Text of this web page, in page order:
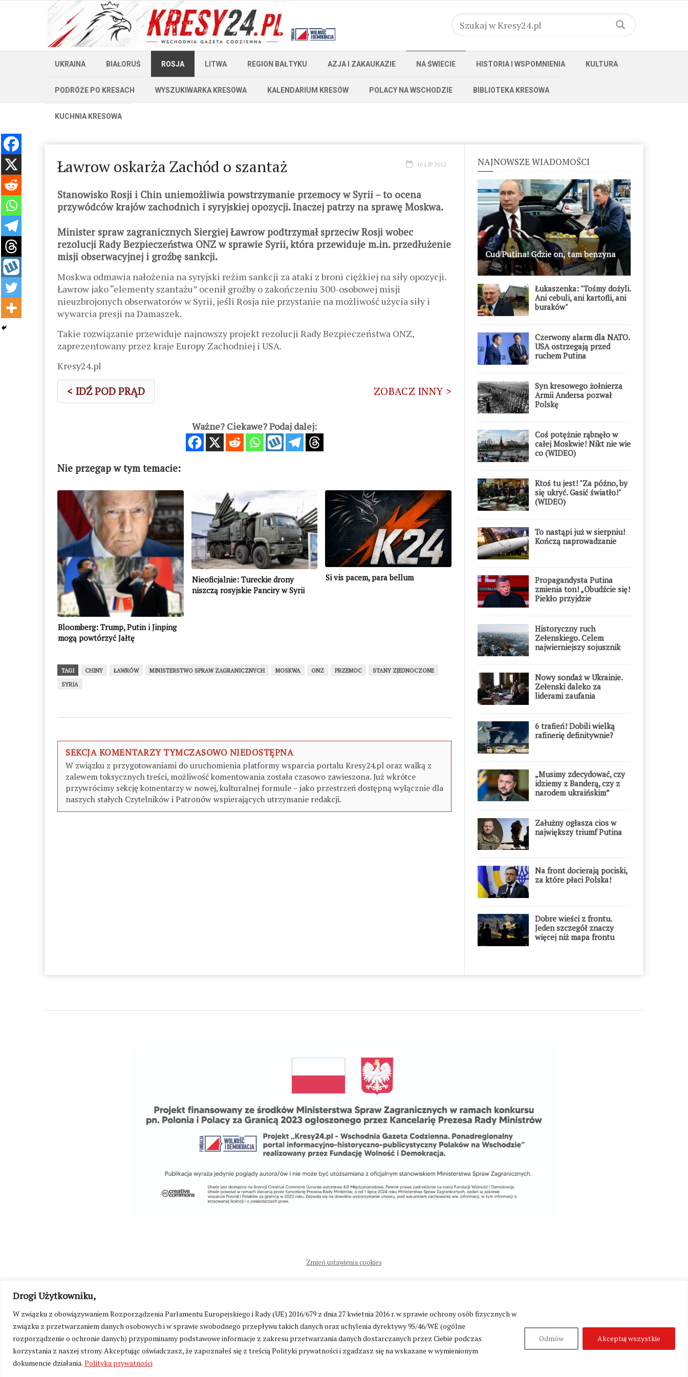
Drogi Użytkowniku,
W związku z obowiązywaniem Rozporządzenia Parlamentu Europejskiego i Rady (UE) 2016/679 z dnia 27 kwietnia 2016 r. w sprawie ochrony osób fizycznych w
związku z przetwarzaniem danych osobowych i w sprawie swobodnego przepływu takich danych oraz uchylenia dyrektywy 95/46/WE (ogólne
rozporządzenie o ochronie danych) przypominamy podstawowe informacje z zakresu przetwarzania danych dostarczanych przez Ciebie podczas
korzystania z naszej strony. Akceptując oświadczasz, że zapoznałeś się z treścią Polityki prywatności i zgadzasz się na wskazane w wymienionym
dokumencie działania. Polityka prywatności
Odmów Akceptuj wszystkie
UKRAINA BIAŁORUŚ ROSJA LITWA REGION BAŁTYKU AZJA I ZAKAUKAZIE NA ŚWIECIE HISTORIA I WSPOMNIENIA KULTURA
PODRÓŻE PO KRESACH WYSZUKIWARKA KRESOWA KALENDARIUM KRESÓW POLACY NA WSCHODZIE BIBLIOTEKA KRESOWA
KUCHNIA KRESOWA
Ławrow oskarża Zachód o szantaż 16 LIP 2012
Stanowisko Rosji i Chin uniemożliwia powstrzymanie przemocy w Syrii – to ocena
przywódców krajów zachodnich i syryjskiej opozycji. Inaczej patrzy na sprawę Moskwa.
Minister spraw zagranicznych Siergiej Ławrow podtrzymał sprzeciw Rosji wobec
rezolucji Rady Bezpieczeństwa ONZ w sprawie Syrii, która przewiduje m.in. przedłużenie
misji obserwacyjnej i groźbę sankcji.
Moskwa odmawia nałożenia na syryjski reżim sankcji za ataki z broni ciężkiej na siły opozycji.
Ławrow jako “elementy szantażu” ocenił groźby o zakończeniu 300-osobowej misji
nieuzbrojonych obserwatorów w Syrii, jeśli Rosja nie przystanie na możliwość użycia siły i
wywarcia presji na Damaszek.
Takie rozwiązanie przewiduje najnowszy projekt rezolucji Rady Bezpieczeństwa ONZ,
zaprezentowany przez kraje Europy Zachodniej i USA.
Kresy24.pl
< IDŹ POD PRĄD ZOBACZ INNY >
Ważne? Ciekawe? Podaj dalej:
Nie przegap w tym temacie:
Bloomberg: Trump, Putin i Jinping
mogą powtórzyć Jałtę
Nieoficjalnie: Tureckie drony
niszczą rosyjskie Panciry w Syrii
Si vis pacem, para bellum
TAGI CHINY ŁAWRÓW MINISTERSTWO SPRAW ZAGRANICZNYCH MOSKWA ONZ PRZEMOC
STANY ZJEDNOCZONE
SYRIA
SEKCJA KOMENTARZY TYMCZASOWO NIEDOSTĘPNA
W związku z przygotowaniami do uruchomienia platformy wsparcia portalu Kresy24.pl oraz walką z
zalewem toksycznych treści, możliwość komentowania została czasowo zawieszona. Już wkrótce
przywrócimy sekcję komentarzy w nowej, kulturalnej formule – jako przestrzeń dostępną wyłącznie dla
naszych stałych Czytelników i Patronów wspierających utrzymanie redakcji.
NAJNOWSZE WIADOMOŚCI
Cud Putina! Gdzie on, tam benzyna
Łukaszenka: "Tośmy dożyli.
Ani cebuli, ani kartofli, ani
buraków"
Czerwony alarm dla NATO.
USA ostrzegają przed
ruchem Putina
Syn kresowego żołnierza
Armii Andersa pozwał
Polskę
Coś potężnie rąbnęło w
całej Moskwie! Nikt nie wie
co (WIDEO)
Ktoś tu jest! "Za późno, by
się ukryć. Gasić światło!"
(WIDEO)
To nastąpi już w sierpniu!
Kończą naprowadzanie
Propagandysta Putina
zmienia ton! „Obudźcie się!
Piekło przyjdzie
Historyczny ruch
Zełenskiego. Celem
najwierniejszy sojusznik
Nowy sondaż w Ukrainie.
Zełenski daleko za
liderami zaufania
6 trafień! Dobili wielką
rafinerię definitywnie?
„Musimy zdecydować, czy
idziemy z Banderą, czy z
narodem ukraińskim”
Załużny ogłasza cios w
największy triumf Putina
Na front docierają pociski,
za które płaci Polska!
Dobre wieści z frontu.
Jeden szczegół znaczy
więcej niż mapa frontu
Zmień ustawienia cookies
©Kresy24.pl2026. Wszelkie Prawa Zastrzeżone.